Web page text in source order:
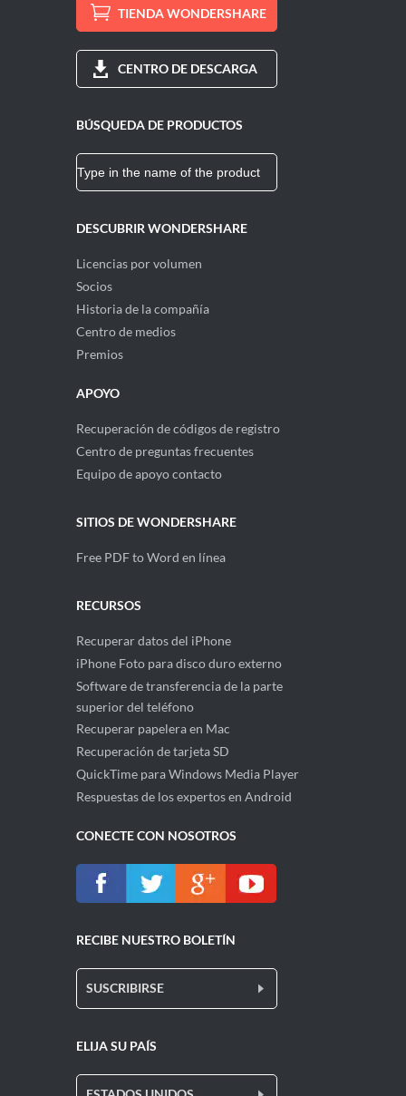
TIENDA WONDERSHARE
CENTRO DE DESCARGA
BÚSQUEDA DE PRODUCTOS
DESCUBRIR WONDERSHARE
Licencias por volumen
Socios
Historia de la compañía
Centro de medios
Premios
APOYO
Recuperación de códigos de registro
Centro de preguntas frecuentes
Equipo de apoyo contacto
SITIOS DE WONDERSHARE
Free PDF to Word en línea
RECURSOS
Recuperar datos del iPhone
iPhone Foto para disco duro externo
Software de transferencia de la parte
superior del teléfono
Recuperar papelera en Mac
Recuperación de tarjeta SD
QuickTime para Windows Media Player
Respuestas de los expertos en Android
CONECTE CON NOSOTROS
RECIBE NUESTRO BOLETÍN
SUSCRIBIRSE
ELIJA SU PAÍS